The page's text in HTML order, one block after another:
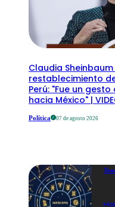
Claudia
restablecimiento
Perú: "Fue un
hacia México" |
Política 07 de agosto 2026